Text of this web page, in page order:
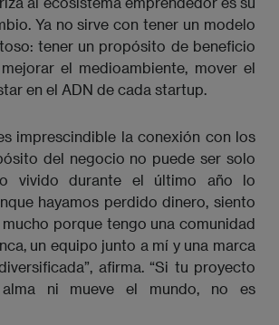
Ya no sirve con tener un modelo
tener un propósito de beneficio
el medioambiente, mover el
en el ADN de cada startup.
imprescindible la conexión con los
del negocio no puede ser solo
vivido durante el último año lo
hayamos perdido dinero, siento
porque tengo una comunidad
un equipo junto a mí y una marca
afirma. “Si tu proyecto
ni mueve el mundo, no es